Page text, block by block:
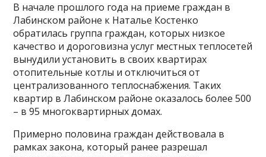
В начале прошлого года на приеме граждан в
Лабинском районе к Наталье Костенко
обратилась группа граждан, которых низкое
качество и дороговизна услуг местных теплосетей
вынудили установить в своих квартирах
отопительные котлы и отключиться от
централизованного теплоснабжения. Таких
квартир в Лабинском районе оказалось более 500
– в 95 многоквартирных домах.
Примерно половина граждан действовала в
рамках закона, который ранее разрешал